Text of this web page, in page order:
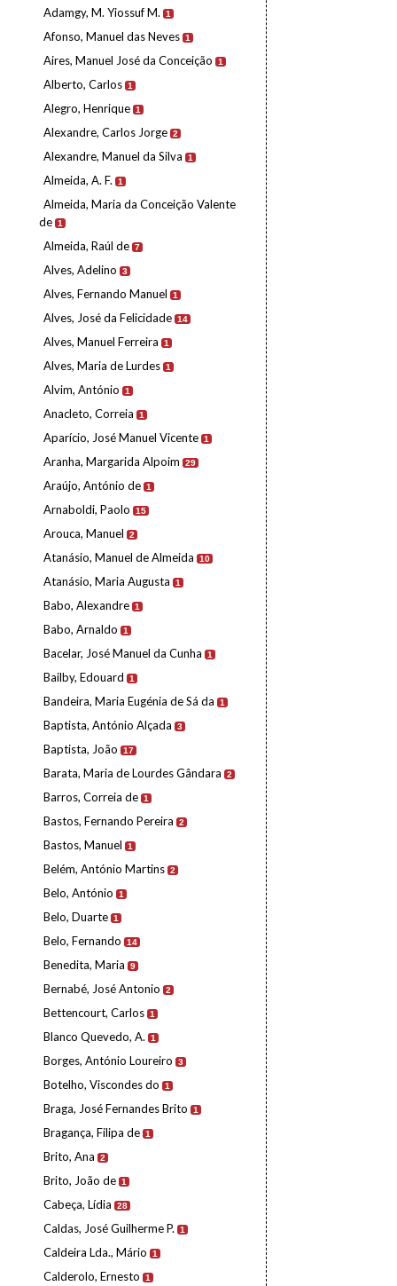
Adamgy, M. Yiossuf M. 1
Afonso, Manuel das Neves 1
Aires, Manuel José da Conceição 1
Alberto, Carlos 1
Alegro, Henrique 1
Alexandre, Carlos Jorge 2
Alexandre, Manuel da Silva 1
Almeida, A. F. 1
Almeida, Maria da Conceição Valente
de 1
Almeida, Raúl de 7
Alves, Adelino 3
Alves, Fernando Manuel 1
Alves, José da Felicidade 14
Alves, Manuel Ferreira 1
Alves, Maria de Lurdes 1
Alvim, António 1
Anacleto, Correia 1
Aparício, José Manuel Vicente 1
Aranha, Margarida Alpoim 29
Araújo, António de 1
Arnaboldi, Paolo 15
Arouca, Manuel 2
Atanásio, Manuel de Almeida 10
Atanásio, Maria Augusta 1
Babo, Alexandre 1
Babo, Arnaldo 1
Bacelar, José Manuel da Cunha 1
Bailby, Edouard 1
Bandeira, Maria Eugénia de Sá da 1
Baptista, António Alçada 3
Baptista, João 17
Barata, Maria de Lourdes Gândara 2
Barros, Correia de 1
Bastos, Fernando Pereira 2
Bastos, Manuel 1
Belém, António Martins 2
Belo, António 1
Belo, Duarte 1
Belo, Fernando 14
Benedita, Maria 9
Bernabé, José Antonio 2
Bettencourt, Carlos 1
Blanco Quevedo, A. 1
Borges, António Loureiro 3
Botelho, Viscondes do 1
Braga, José Fernandes Brito 1
Bragança, Filipa de 1
Brito, Ana 2
Brito, João de 1
Cabeça, Lídia 28
Caldas, José Guilherme P. 1
Caldeira Lda., Mário 1
Calderolo, Ernesto 1